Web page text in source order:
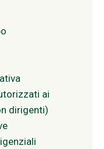
ai
dirigenti)